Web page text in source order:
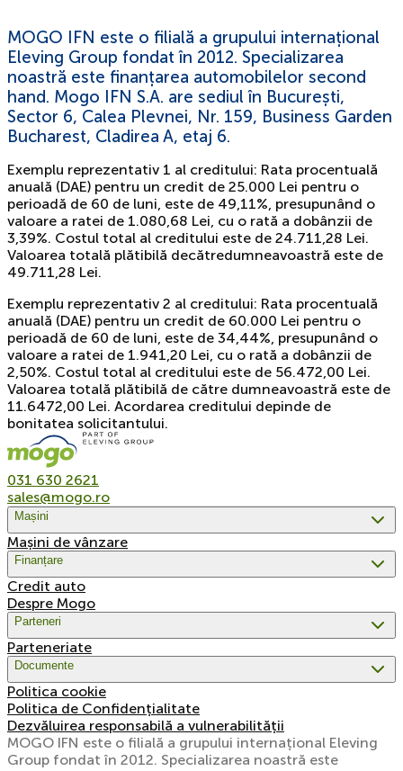
MOGO IFN este o filială a grupului internațional
Eleving Group fondat în 2012. Specializarea
noastră este finanțarea automobilelor second
hand. Mogo IFN S.A. are sediul în București,
Sector 6, Calea Plevnei, Nr. 159, Business Garden
Bucharest, Cladirea A, etaj 6.
Exemplu reprezentativ 1 al creditului: Rata procentuală
anuală (DAE) pentru un credit de 25.000 Lei pentru o
perioadă de 60 de luni, este de 49,11%, presupunând o
valoare a ratei de 1.080,68 Lei, cu o rată a dobânzii de
3,39%. Costul total al creditului este de 24.711,28 Lei.
Valoarea totală plătibilă decătredumneavoastră este de
49.711,28 Lei.
Exemplu reprezentativ 2 al creditului: Rata procentuală
anuală (DAE) pentru un credit de 60.000 Lei pentru o
perioadă de 60 de luni, este de 34,44%, presupunând o
valoare a ratei de 1.941,20 Lei, cu o rată a dobânzii de
2,50%. Costul total al creditului este de 56.472,00 Lei.
Valoarea totală plătibilă de către dumneavoastră este de
11.6472,00 Lei. Acordarea creditului depinde de
bonitatea solicitantului.
031 630 2621
sales@mogo.ro
Mașini
Mașini de vânzare
Finanțare
Credit auto
Despre Mogo
Parteneri
Parteneriate
Documente
Politica cookie
Politica de Confidențialitate
Dezvăluirea responsabilă a vulnerabilității
MOGO IFN este o filială a grupului internațional Eleving
Group fondat în 2012. Specializarea noastră este